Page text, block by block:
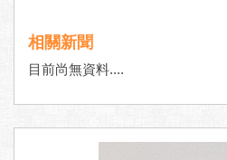
相關新聞
目前尚無資料....